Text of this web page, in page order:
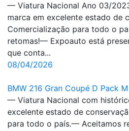
— Viatura Nacional Ano 03/
marca em excelente estado de
Comercialização para todo o
retomas!— Expoauto está
que conta...
08/04/2026
BMW 216 Gran Coupé D Pack M
— Viatura Nacional com
excelente estado de
para todo o país.— Aceitamos